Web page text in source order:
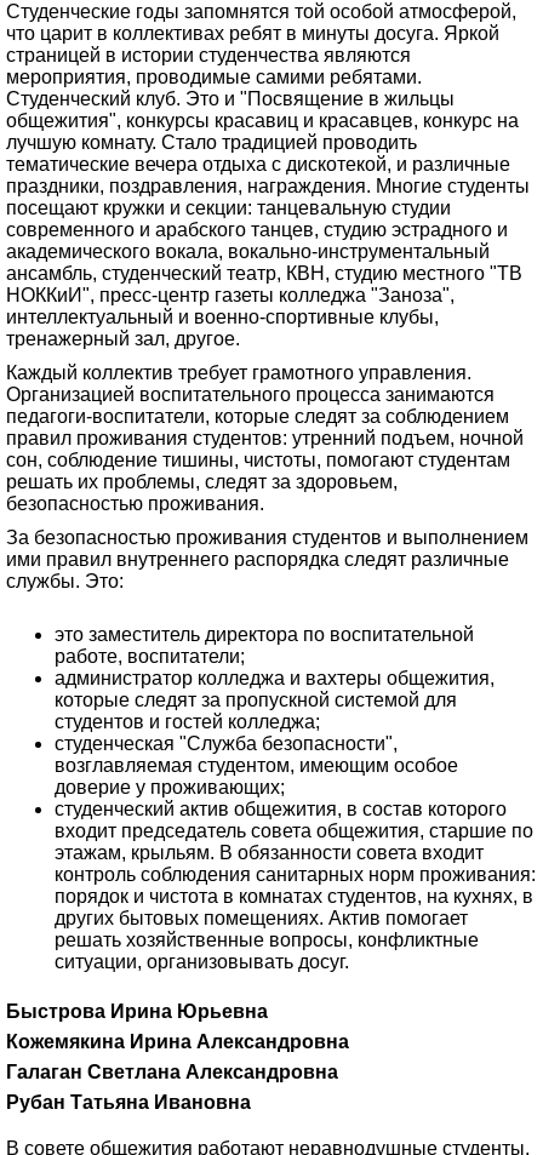
Студенческие годы запомнятся той особой атмосферой,
что царит в коллективах ребят в минуты досуга. Яркой
страницей в истории студенчества являются
мероприятия, проводимые самими ребятами.
Студенческий клуб. Это и "Посвящение в жильцы
общежития", конкурсы красавиц и красавцев, конкурс на
лучшую комнату. Стало традицией проводить
тематические вечера отдыха с дискотекой, и различные
праздники, поздравления, награждения. Многие студенты
посещают кружки и секции: танцевальную студии
современного и арабского танцев, студию эстрадного и
академического вокала, вокально-инструментальный
ансамбль, студенческий театр, КВН, студию местного "ТВ
НОККиИ", пресс-центр газеты колледжа "Заноза",
интеллектуальный и военно-спортивные клубы,
тренажерный зал, другое.
Каждый коллектив требует грамотного управления.
Организацией воспитательного процесса занимаются
педагоги-воспитатели, которые следят за соблюдением
правил проживания студентов: утренний подъем, ночной
сон, соблюдение тишины, чистоты, помогают студентам
решать их проблемы, следят за здоровьем,
безопасностью проживания.
За безопасностью проживания студентов и выполнением
ими правил внутреннего распорядка следят различные
службы. Это:
это заместитель директора по воспитательной
работе, воспитатели;
администратор колледжа и вахтеры общежития,
которые следят за пропускной системой для
студентов и гостей колледжа;
студенческая "Служба безопасности",
возглавляемая студентом, имеющим особое
доверие у проживающих;
студенческий актив общежития, в состав которого
входит председатель совета общежития, старшие по
этажам, крыльям. В обязанности совета входит
контроль соблюдения санитарных норм проживания:
порядок и чистота в комнатах студентов, на кухнях, в
других бытовых помещениях. Актив помогает
решать хозяйственные вопросы, конфликтные
ситуации, организовывать досуг.
Быстрова Ирина Юрьевна
Кожемякина Ирина Александровна
Галаган Светлана Александровна
Рубан Татьяна Ивановна
В совете общежития работают неравнодушные студенты,